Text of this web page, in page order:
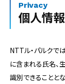
Privacy
個人情
NTTル・パルクで
に含まれる氏名、
識別できることと